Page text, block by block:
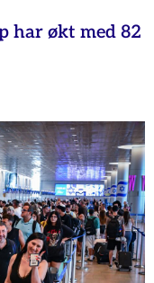
har økt med 82